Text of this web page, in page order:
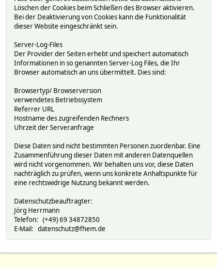
Löschen der Cookies beim Schließen des Browser aktivieren.
Bei der Deaktivierung von Cookies kann die Funktionalität
dieser Website eingeschränkt sein.
Server-Log-Files
Der Provider der Seiten erhebt und speichert automatisch
Informationen in so genannten Server-Log Files, die Ihr
Browser automatisch an uns übermittelt. Dies sind:
Browsertyp/ Browserversion
verwendetes Betriebssystem
Referrer URL
Hostname des zugreifenden Rechners
Uhrzeit der Serveranfrage
Diese Daten sind nicht bestimmten Personen zuordenbar. Eine
Zusammenführung dieser Daten mit anderen Datenquellen
wird nicht vorgenommen. Wir behalten uns vor, diese Daten
nachträglich zu prüfen, wenn uns konkrete Anhaltspunkte für
eine rechtswidrige Nutzung bekannt werden.
Datenschutzbeauftragter:
Jörg Herrmann
Telefon: (+49) 69 34872850
E-Mail: datenschutz@fhem.de